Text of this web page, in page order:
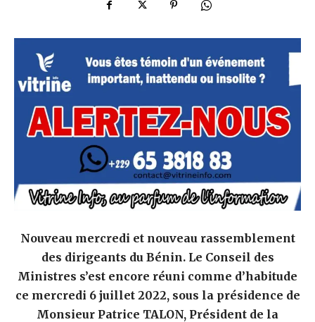
Nouveau mercredi et nouveau rassemblement
des dirigeants du Bénin. Le Conseil des
Ministres s’est encore réuni comme d’habitude
ce mercredi 6 juillet 2022, sous la présidence de
Monsieur Patrice TALON, Président de la